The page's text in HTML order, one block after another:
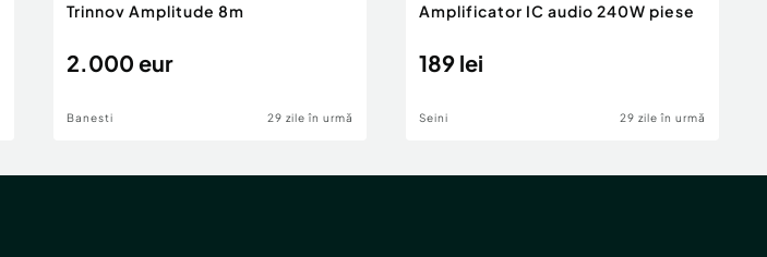
Trinnov Amplitude 8m
2.000 eur
Banesti 29 zile în urmă
Amplificator IC audio 240W piese
189 lei
Seini 29 zile în urmă